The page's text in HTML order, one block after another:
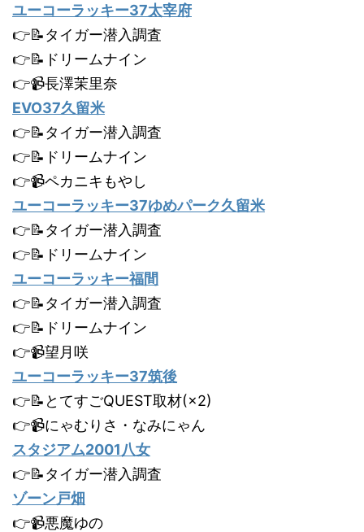
ユーコーラッキー37太宰府
👉📝タイガー潜入調査
👉📝ドリームナイン
👉📹長澤茉里奈
EVO37久留米
👉📝タイガー潜入調査
👉📝ドリームナイン
👉📹ペカニキもやし
ユーコーラッキー37ゆめパーク久留米
👉📝タイガー潜入調査
👉📝ドリームナイン
ユーコーラッキー福間
👉📝タイガー潜入調査
👉📝ドリームナイン
👉📹望月咲
ユーコーラッキー37筑後
👉📝とてすごQUEST取材(×2)
👉📹にゃむりさ・なみにゃん
スタジアム2001八女
👉📝タイガー潜入調査
ゾーン戸畑
👉📹悪魔ゆの